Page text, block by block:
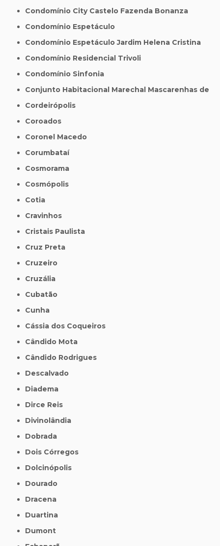
Condomínio City Castelo Fazenda Bonanza
Condomínio Espetáculo
Condomínio Espetáculo Jardim Helena Cristina
Condomínio Residencial Trivoli
Condomínio Sinfonia
Conjunto Habitacional Marechal Mascarenhas de
Cordeirópolis
Coroados
Coronel Macedo
Corumbataí
Cosmorama
Cosmópolis
Cotia
Cravinhos
Cristais Paulista
Cruz Preta
Cruzeiro
Cruzália
Cubatão
Cunha
Cássia dos Coqueiros
Cândido Mota
Cândido Rodrigues
Descalvado
Diadema
Dirce Reis
Divinolândia
Dobrada
Dois Córregos
Dolcinópolis
Dourado
Dracena
Duartina
Dumont